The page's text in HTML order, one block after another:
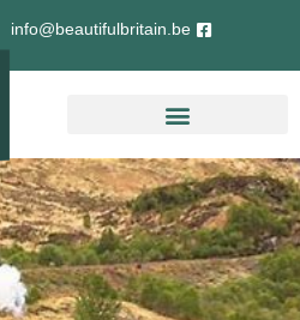
info@beautifulbritain.be